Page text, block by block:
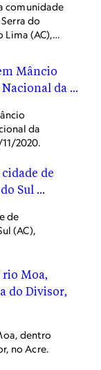
comunidade
do
Lima (AC),
da
2020.
de
(AC),
dentro
no Acre.